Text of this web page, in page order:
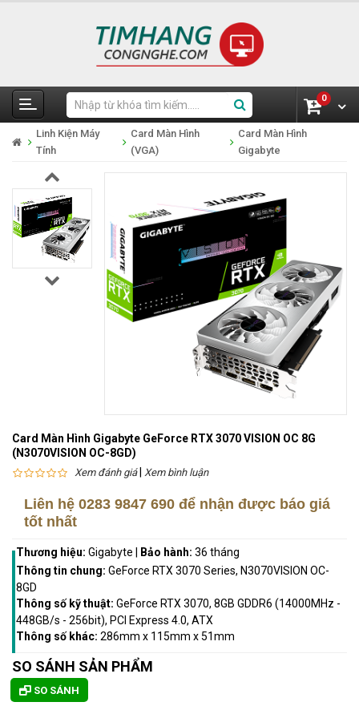
0
Linh Kiện Máy
Tính
Card Màn Hình
(VGA)
Card Màn Hình
Gigabyte
Card Màn Hình Gigabyte GeForce RTX 3070 VISION OC 8G
(N3070VISION OC-8GD)
Xem đánh giá| Xem bình luận
Liên hệ 0283 9847 690 để nhận được báo giá
tốt nhất
Thương hiệu: Gigabyte Bảo hành: 36 tháng
Thông tin chung: GeForce RTX 3070 Series, N3070VISION OC-
8GD
Thông số kỹ thuật: GeForce RTX 3070, 8GB GDDR6 (14000MHz -
448GB/s - 256bit), PCI Express 4.0, ATX
Thông số khác: 286mm x 115mm x 51mm
SO SÁNH SẢN PHẨM
SO SÁNH